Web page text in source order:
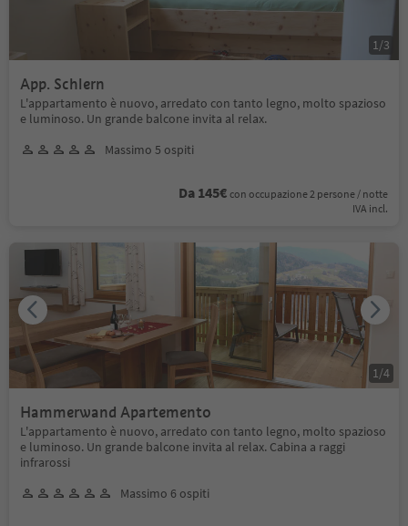
App. Schlern
L'appartamento è nuovo, arredato con tanto legno, molto spazioso
e luminoso. Un grande balcone invita al relax.
Massimo 5 ospiti
Da 145€ con occupazione 2 persone / notte
IVA incl.
1 /3
Hammerwand Apartemento
L'appartamento è nuovo, arredato con tanto legno, molto spazioso
e luminoso. Un grande balcone invita al relax. Cabina a raggi
infrarossi
Massimo 6 ospiti
1 /4